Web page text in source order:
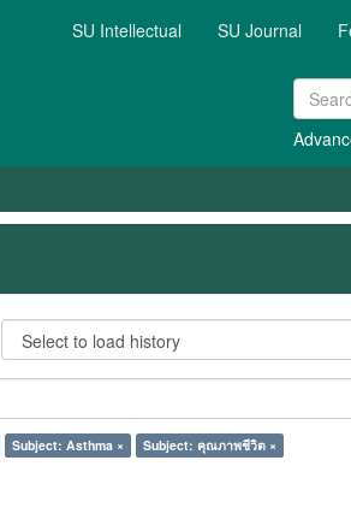
SU Intellectual SU Journal
Subject: Asthma × Subject: คุณภาพชีวิต ×